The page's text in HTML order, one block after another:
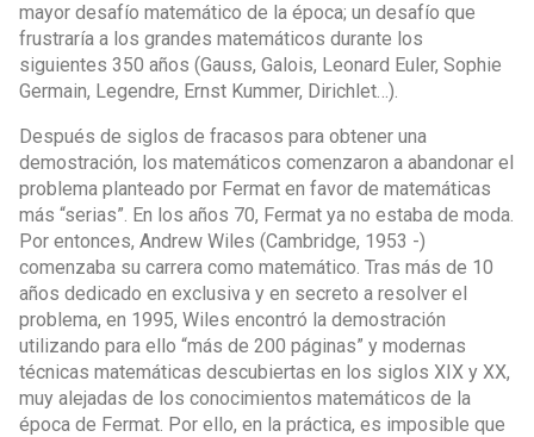
mayor desafío matemático de la época; un desafío que
frustraría a los grandes matemáticos durante los
siguientes 350 años (Gauss, Galois, Leonard Euler, Sophie
Germain, Legendre, Ernst Kummer, Dirichlet…).
Después de siglos de fracasos para obtener una
demostración, los matemáticos comenzaron a abandonar el
problema planteado por Fermat en favor de matemáticas
más “serias”. En los años 70, Fermat ya no estaba de moda.
Por entonces, Andrew Wiles (Cambridge, 1953 -)
comenzaba su carrera como matemático. Tras más de 10
años dedicado en exclusiva y en secreto a resolver el
problema, en 1995, Wiles encontró la demostración
utilizando para ello “más de 200 páginas” y modernas
técnicas matemáticas descubiertas en los siglos XIX y XX,
muy alejadas de los conocimientos matemáticos de la
época de Fermat. Por ello, en la práctica, es imposible que